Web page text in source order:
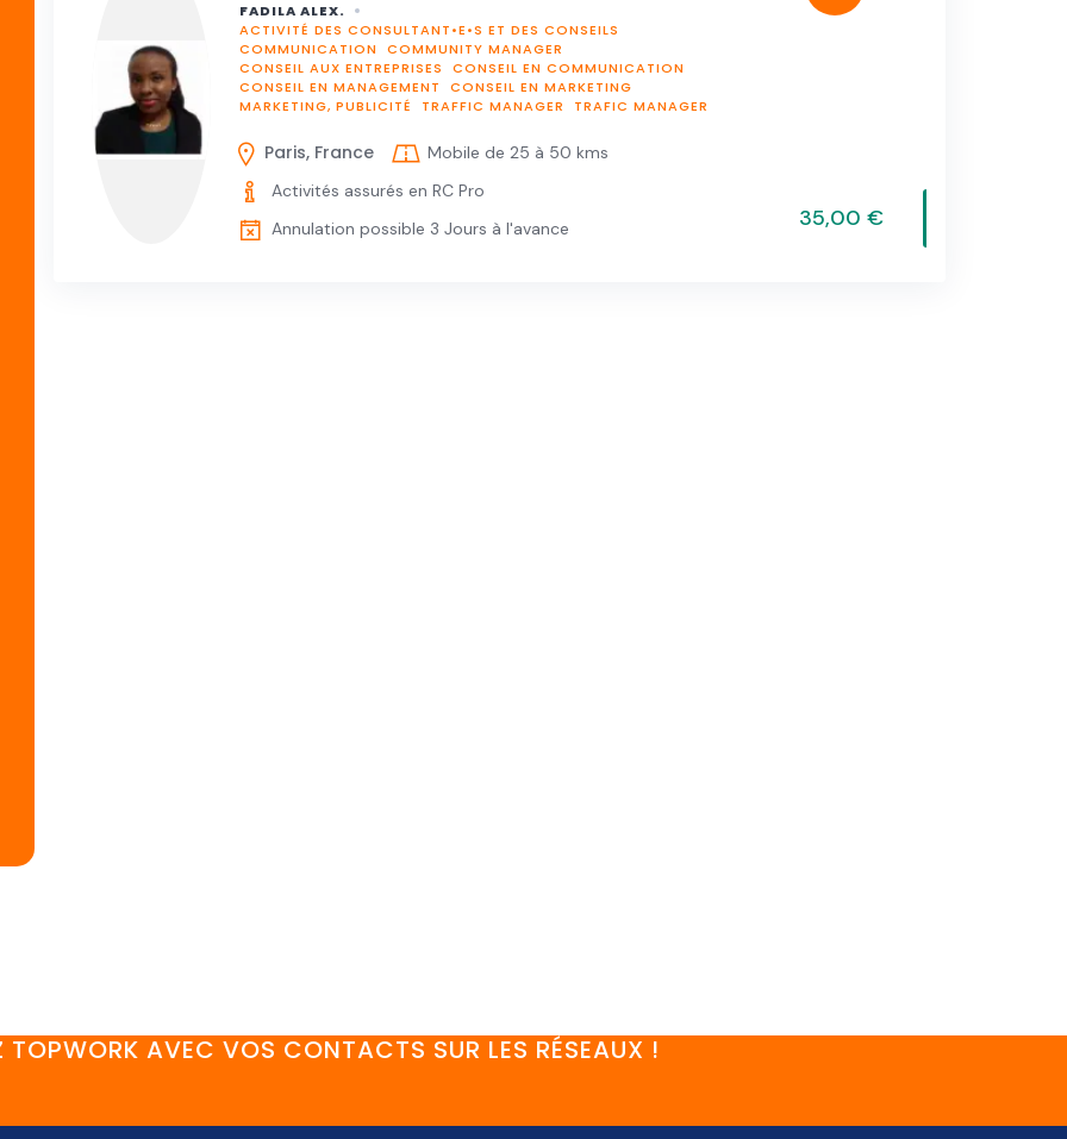
FADILA ALEX.
ACTIVITÉ DES CONSULTANT•E•S ET DES CONSEILS
COMMUNICATION
COMMUNITY MANAGER
CONSEIL AUX ENTREPRISES
CONSEIL EN COMMUNICATION
CONSEIL EN MANAGEMENT
CONSEIL EN MARKETING
MARKETING, PUBLICITÉ
TRAFFIC MANAGER TRAFIC MANAGER
Paris, France
Mobile de 25 à 50 kms
Activités assurés en RC Pro
Annulation possible 3 Jours à l'avance
35,00 €
TOPWORK AVEC VOS CONTACTS SUR LES RÉSEAUX !